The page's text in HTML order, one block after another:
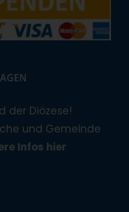
der Diözese!
und Gemeinde
Infos hier